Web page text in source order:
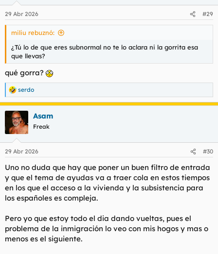
e
s
29 Abr 2026 #29
miliu rebuznó:
¿Tú lo de que eres subnormal no te lo aclara ni la gorrita esa
que llevas?
qué gorra?
R
e
a
i
e
:
serdo
Asam
Freak
29 Abr 2026 #30
Uno no duda que hay que poner un buen filtro de entrada
y que el tema de ayudas va a traer cola en estos tiempos
en los que el acceso a la vivienda y la subsistencia para
los españoles es compleja.
Pero yo que estoy todo el dia dando vueltas, pues el
problema de la inmigración lo veo con mis hogos y mas o
menos es el siguiente.